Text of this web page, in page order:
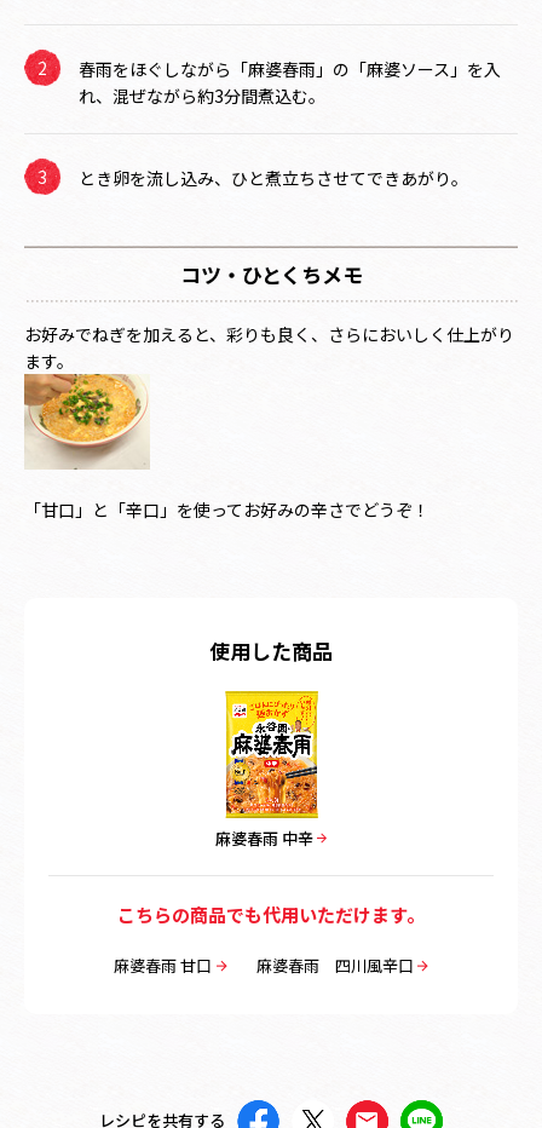
春雨をほぐしながら「麻婆春雨」の「麻婆ソース」を入
れ、混ぜながら約3分間煮込む。
とき卵を流し込み、ひと煮立ちさせてできあがり。
コツ・ひとくちメモ
お好みでねぎを加えると、彩りも良く、さらにおいしく仕上がり
ます。
「甘口」と「辛口」を使ってお好みの辛さでどうぞ！
使用した商品
麻婆春雨 中辛
こちらの商品でも代用いただけます。
麻婆春雨 甘口 麻婆春雨 四川風辛口
レシピを共有する